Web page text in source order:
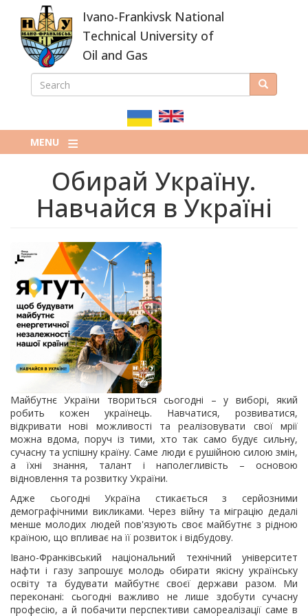
main
content
Ivano-Frankivsk National
Technical University of
Oil and Gas
ПОШУКОВА
SEARCH Search
MENU
Обирай Україну.
Навчайся в Україні
Майбутнє України твориться сьогодні – у виборі, який
робить кожен українець. Навчатися, розвиватися,
відкривати нові можливості та реалізовувати свої мрії
можна вдома, поруч із тими, хто так само будує сильну,
сучасну та успішну країну. Саме люди є рушійною силою змін,
а їхні знання, талант і наполегливість – основою
відновлення та розвитку України.
Адже сьогодні Україна стикається з серйозними
демографічними викликами. Через війну та міграцію дедалі
менше молодих людей пов'язують своє майбутнє з рідною
країною, що впливає на її розвиток і відбудову.
Івано-Франківський національний технічний університет
нафти і газу запрошує молодь обирати якісну українську
освіту та будувати майбутнє своєї держави разом. Ми
переконані: сьогодні важливо не лише здобути сучасну
професію, а й побачити перспективи самореалізації саме в